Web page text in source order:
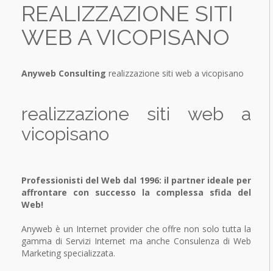
SERVIZI
OFFERTE
Backup multi-canale
Comunicazione Aziendale
Cross Media Marketing
Coordinato aziendale
Soluzioni ALL-IN-ONE
Traffic building
Conversion Analysis
Integration Offline Marketing
Monitoraggio e report
REALIZZAZIONE SITI
WEB A VICOPISANO
Anyweb Consulting realizzazione siti web a vicopisano
realizzazione siti web a
vicopisano
Professionisti del Web dal 1996: il partner ideale per
affrontare con successo la complessa sfida del
Web!
Anyweb è un Internet provider che offre non solo tutta la
gamma di Servizi Internet ma anche Consulenza di Web
Marketing specializzata.